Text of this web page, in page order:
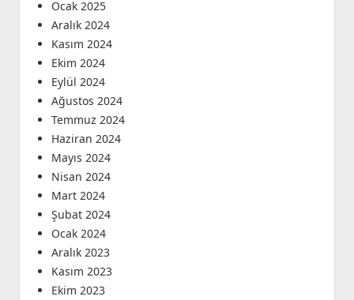
Ocak 2025
Aralık 2024
Kasım 2024
Ekim 2024
Eylül 2024
Ağustos 2024
Temmuz 2024
Haziran 2024
Mayıs 2024
Nisan 2024
Mart 2024
Şubat 2024
Ocak 2024
Aralık 2023
Kasım 2023
Ekim 2023